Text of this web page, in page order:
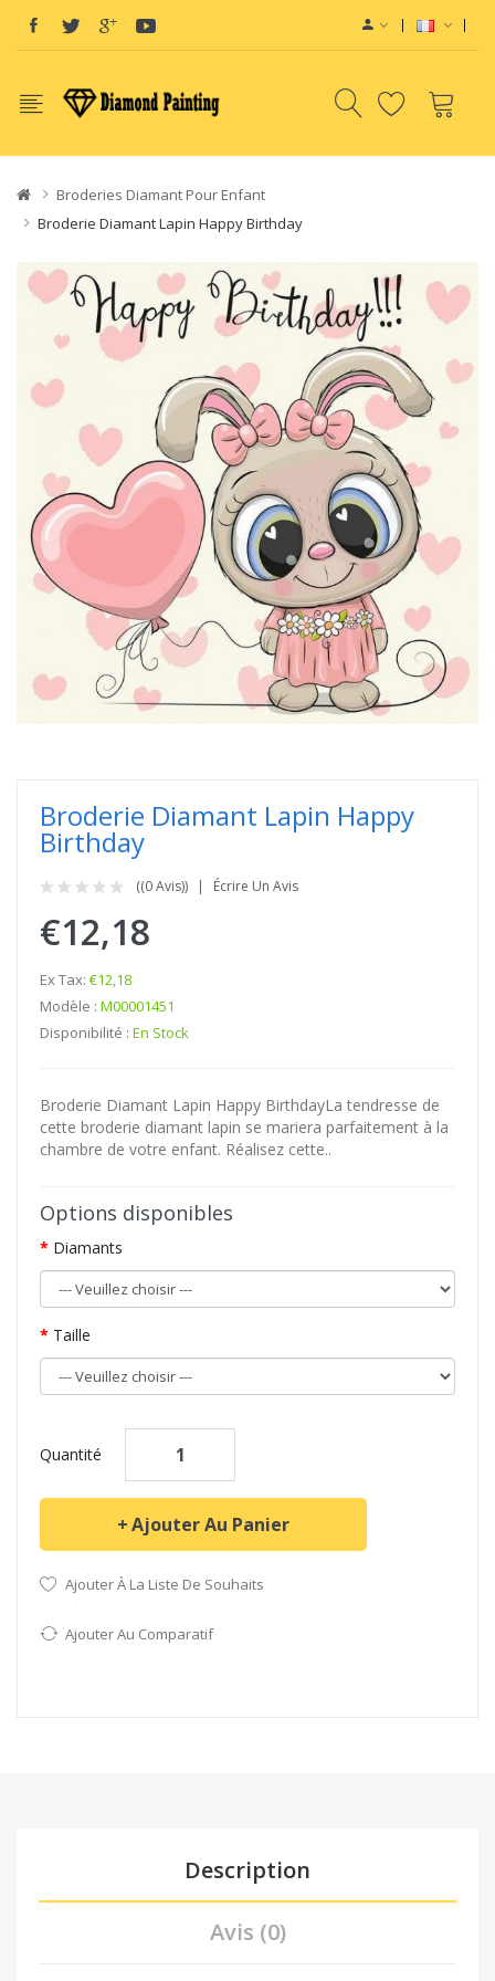
pods Vape devices Vape E-Liquids SaltNic Vapor Battery Mods
Broderies Diamant Pour Enfant
Broderie Diamant Lapin Happy Birthday
Broderie Diamant Lapin Happy
Birthday
((0 Avis)) Écrire Un Avis
€12,18
Ex Tax: €12,18
Modèle : M00001451
Disponibilité : En Stock
Broderie Diamant Lapin Happy BirthdayLa tendresse de
cette broderie diamant lapin se mariera parfaitement à la
chambre de votre enfant. Réalisez cette..
Options disponibles
Diamants
Taille
Quantité
Ajouter Au Panier
Ajouter À La Liste De Souhaits
Ajouter Au Comparatif
Description
Avis (0)